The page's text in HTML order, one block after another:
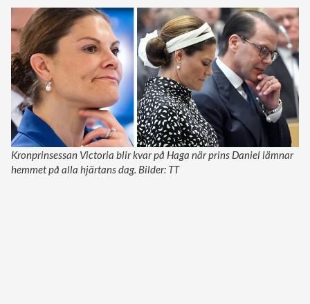
Kronprinsessan Victoria blir kvar på Haga när prins Daniel lämnar
hemmet på alla hjärtans dag. Bilder: TT